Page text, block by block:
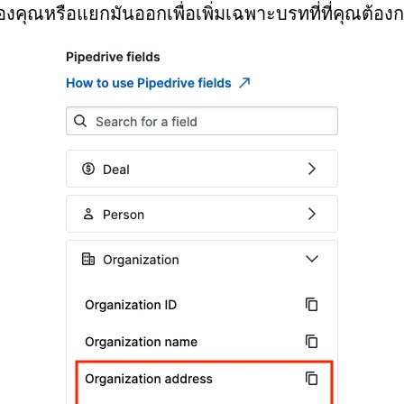
งคุณหรือแยกมันออกเพื่อเพิ่มเฉพาะบรทที่ที่คุณต้อง